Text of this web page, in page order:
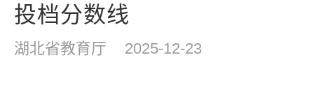
投档分数线
湖北省教育厅 2025-12-23